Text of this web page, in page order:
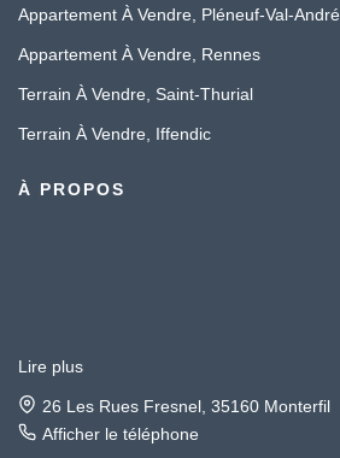
Appartement À Vendre, Pléneuf-Val-André
Appartement À Vendre, Rennes
Terrain À Vendre, Saint-Thurial
Terrain À Vendre, Iffendic
À PROPOS
Lire plus
26 Les Rues Fresnel, 35160 Monterfil
Afficher le téléphone